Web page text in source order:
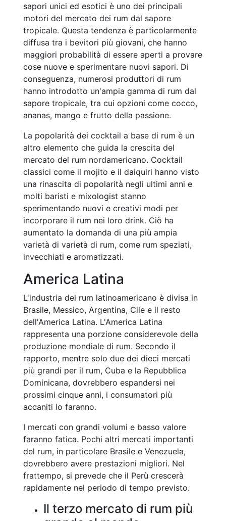
sapori unici ed esotici è uno dei principali
motori del mercato dei rum dal sapore
tropicale. Questa tendenza è particolarmente
diffusa tra i bevitori più giovani, che hanno
maggiori probabilità di essere aperti a provare
cose nuove e sperimentare nuovi sapori. Di
conseguenza, numerosi produttori di rum
hanno introdotto un'ampia gamma di rum dal
sapore tropicale, tra cui opzioni come cocco,
ananas, mango e frutto della passione.
La popolarità dei cocktail a base di rum è un
altro elemento che guida la crescita del
mercato del rum nordamericano. Cocktail
classici come il mojito e il daiquiri hanno visto
una rinascita di popolarità negli ultimi anni e
molti baristi e mixologist stanno
sperimentando nuovi e creativi modi per
incorporare il rum nei loro drink. Ciò ha
aumentato la domanda di una più ampia
varietà di varietà di rum, come rum speziati,
invecchiati e aromatizzati.
America Latina
L'industria del rum latinoamericano è divisa in
Brasile, Messico, Argentina, Cile e il resto
dell'America Latina. L'America Latina
rappresenta una porzione considerevole della
produzione mondiale di rum. Secondo il
rapporto, mentre solo due dei dieci mercati
più grandi per il rum, Cuba e la Repubblica
Dominicana, dovrebbero espandersi nei
prossimi cinque anni, i consumatori più
accaniti lo faranno.
I mercati con grandi volumi e basso valore
faranno fatica. Pochi altri mercati importanti
del rum, in particolare Brasile e Venezuela,
dovrebbero avere prestazioni migliori. Nel
frattempo, si prevede che il Perù crescerà
rapidamente nel periodo di tempo previsto.
Il terzo mercato di rum più